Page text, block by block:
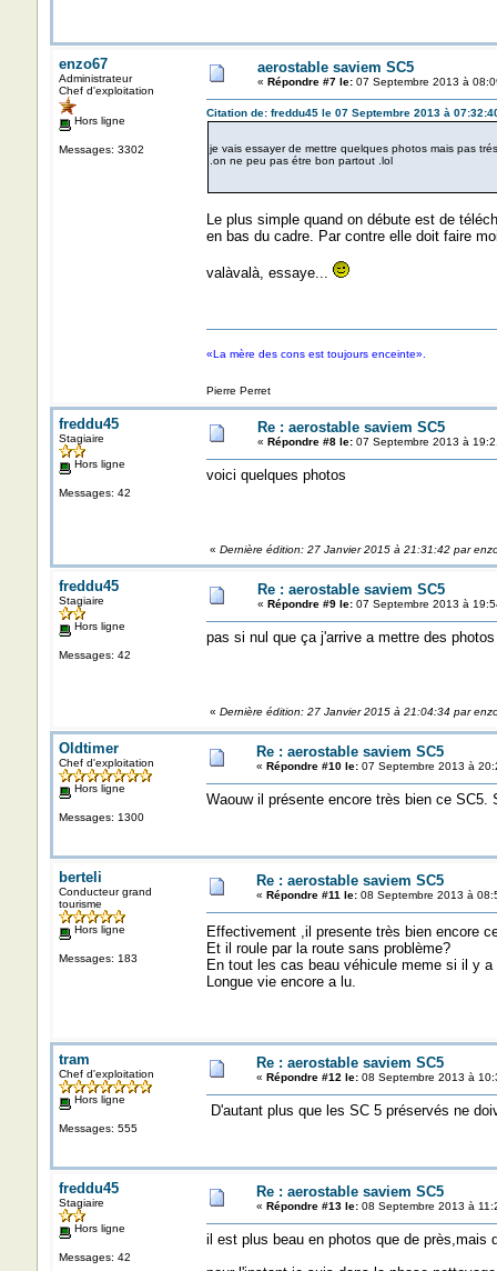
enzo67
Administrateur
Chef d'exploitation
Hors ligne
Messages: 3302
aerostable saviem SC5
« Répondre #7 le:07 Septembre 2013 à
Citation de: freddu45 le 07 Septembre 2013 à
je vais essayer de mettre quelques photos mais pas
.on ne peu pas étre bon partout .lol
Le plus simple quand on débute est de
en bas du cadre. Par contre elle doit faire
valàvalà, essaye...
«La mère des cons est toujours enceinte».
Pierre Perret
freddu45
Stagiaire
Hors ligne
Messages: 42
Re : aerostable saviem SC5
« Répondre #8 le:07 Septembre 2013 à
voici quelques photos
« Dernière édition: 27 Janvier 2015 à 21:31:42 par
freddu45
Stagiaire
Hors ligne
Messages: 42
Re : aerostable saviem SC5
« Répondre #9 le:07 Septembre 2013 à
pas si nul que ça j'arrive a mettre des
« Dernière édition: 27 Janvier 2015 à 21:04:34 par
Oldtimer
Chef d'exploitation
Hors ligne
Messages: 1300
Re : aerostable saviem SC5
« Répondre #10 le:07 Septembre 2013 à
Waouw il présente encore très bien ce
berteli
Conducteur grand
tourisme
Hors ligne
Messages: 183
Re : aerostable saviem SC5
« Répondre #11 le:08 Septembre 2013 à
Effectivement ,il presente très bien encore
Et il roule par la route sans problème?
En tout les cas beau véhicule meme si il y
Longue vie encore a lu.
tram
Chef d'exploitation
Hors ligne
Messages: 555
Re : aerostable saviem SC5
« Répondre #12 le:08 Septembre 2013 à
D'autant plus que les SC 5 préservés ne
freddu45
Stagiaire
Hors ligne
Messages: 42
Re : aerostable saviem SC5
« Répondre #13 le:08 Septembre 2013 à
il est plus beau en photos que de près,mais